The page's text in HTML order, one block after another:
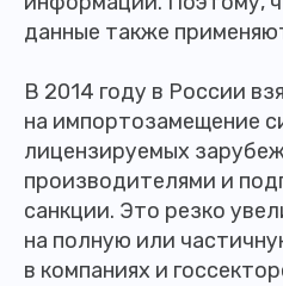
данные также
В 2014 году в России
на импортозамещение
лицензируемых
производителями и
санкции. Это резко
на полную или
в компаниях и